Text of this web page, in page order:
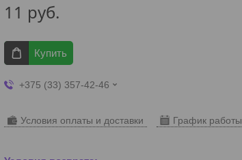
11 руб.
Купить
+375 (33) 357-42-46
Условия оплаты и доставки График работы